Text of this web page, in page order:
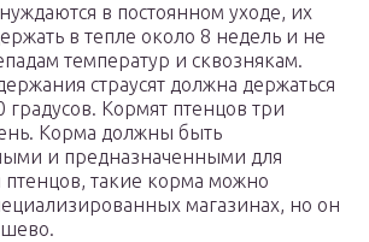
в постоянном уходе, их
в тепле около 8 недель и не
температур и сквознякам.
страусят должна держаться
градусов. Кормят птенцов три
Корма должны быть
и предназначенными для
такие корма можно
магазинах, но он